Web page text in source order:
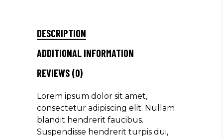
DESCRIPTION
ADDITIONAL INFORMATION
REVIEWS (0)
Lorem ipsum dolor sit amet,
consectetur adipiscing elit. Nullam
blandit hendrerit faucibus.
Suspendisse hendrerit turpis dui,